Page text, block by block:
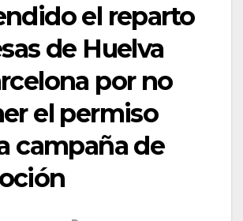
el reparto
de Huelva
por no
el permiso
campaña de